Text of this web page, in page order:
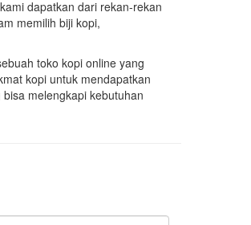
dapatkan dari rekan-rekan
memilih biji kopi,
toko kopi online yang
kopi untuk mendapatkan
melengkapi kebutuhan